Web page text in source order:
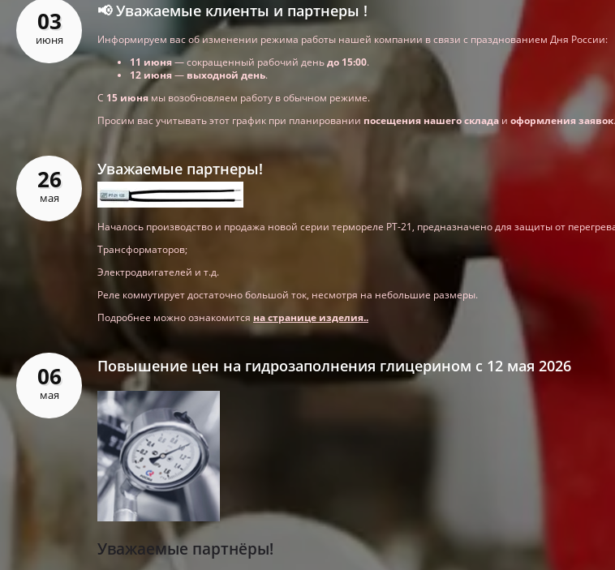
03
июня
📢 Уважаемые клиенты и партнеры !
Информируем вас об изменении режима работы нашей компании в связи с празднованием Дня России:
11 июня— сокращенный рабочий деньдо 15:00.
12 июня— выходной день.
С 15 июня мы возобновляем работу в обычном режиме.
Просим вас учитывать этот график при планировании посещения нашего склада и оформления заявок
26
мая
Уважаемые партнеры!
Началось производство и продажа новой серии термореле РТ-21, предназначено для защиты от
Трансформаторов;
Электродвигателей и т.д.
Реле коммутирует достаточно большой ток, несмотря на небольшие размеры.
Подробнее можно ознакомится на странице изделия..
06
мая
Повышение цен на гидрозаполнения глицерином с 12 мая 2026
Уважаемые партнёры!